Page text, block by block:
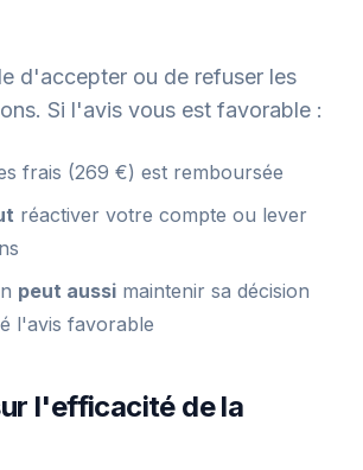
d'accepter ou de refuser les
Si l'avis vous est favorable :
frais (269 €) est remboursée
réactiver votre compte ou lever
peut aussi maintenir sa décision
l'avis favorable
l'efficacité de la